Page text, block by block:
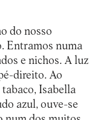
do nosso
Entramos numa
e nichos. A luz
direito. Ao
Isabella
azul, ouve-se